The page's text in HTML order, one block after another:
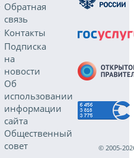
Обратная
связь
Контакты
Подписка
на
новости
Об
использовании
информации
сайта
Общественный
совет
© 2005-